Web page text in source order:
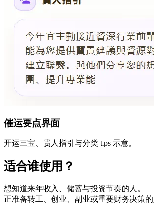
催运要点界面
开运三宝、贵人指引与分类 tips 示意。
适合谁使用？
想知道来年收入、储蓄与投资节奏的人。
正准备转工、创业、副业或重要财务决策的